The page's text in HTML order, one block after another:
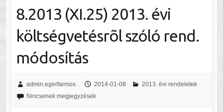
8.2013 (XI.25) 2013. évi
költségvetésrõl szóló rend.
módosítás
admin.egerfarmos 2014-01-08
2013. évi rendeletek
Nincsenek megjegyzések